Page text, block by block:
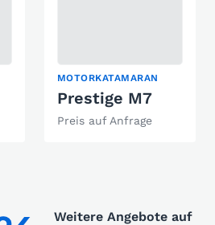
MOTORKATAMARAN
Prestige M7
Preis auf Anfrage
Weitere Angebote auf